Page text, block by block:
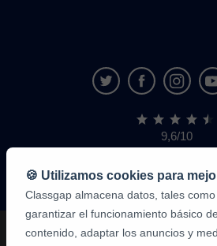
9,6/10
1.339.284
de
alumnos
🍪 Utilizamos cookies para
Classgap almacena datos, tales
garantizar el funcionamiento básico
contenido, adaptar los anuncios y